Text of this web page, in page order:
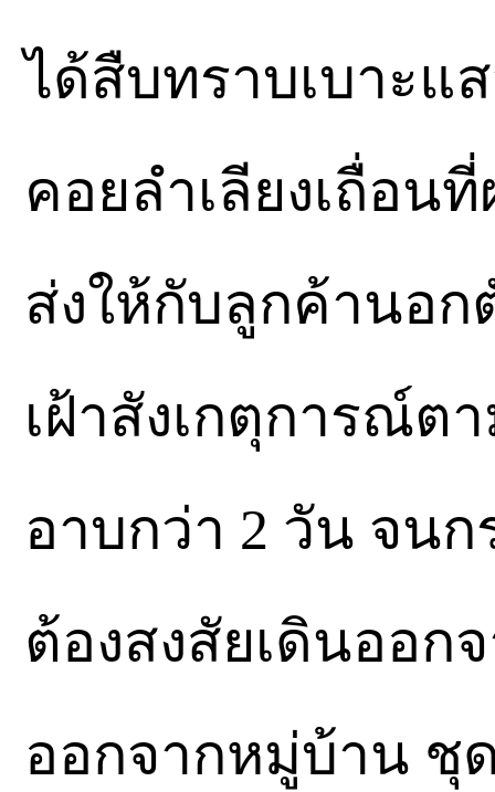
ได้สืบทราบเบาะแ
คอยลำเลียงเถื่อน
ส่งให้กับลูกค้านอ
เฝ้าสังเกตุการณ์ต
อาบกว่า 2 วัน จน
ต้องสงสัยเดินออก
ออกจากหมู่บ้าน ชุ